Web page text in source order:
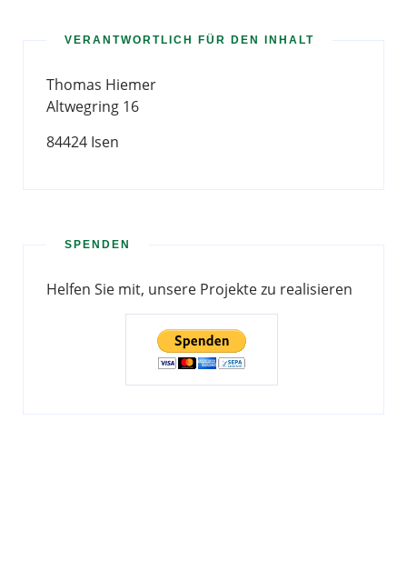
VERANTWORTLICH FÜR DEN INHALT
Thomas Hiemer
Altwegring 16
84424 Isen
SPENDEN
Helfen Sie mit, unsere Projekte zu realisieren